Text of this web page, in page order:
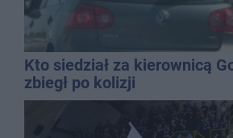
Kto siedział za kierownicą
zbiegł po kolizji